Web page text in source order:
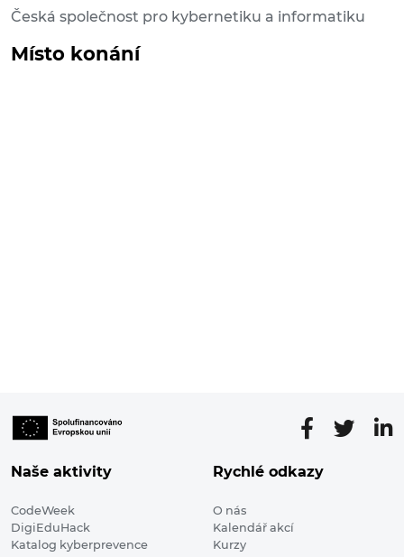
Česká společnost pro kybernetiku a informatiku
Místo konání
Naše aktivity
CodeWeek
DigiEduHack
Katalog kyberprevence
Rychlé odkazy
O nás
Kalendář akcí
Kurzy